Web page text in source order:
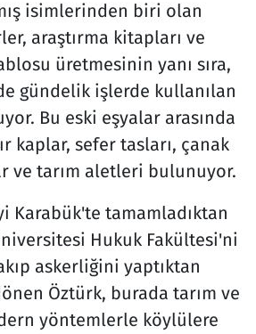
isimlerinden biri olan
araştırma kitapları ve
üretmesinin yanı sıra,
gündelik işlerde kullanılan
Bu eski eşyalar arasında
kaplar, sefer tasları, çanak
ve tarım aletleri bulunuyor.
Karabük'te tamamladıktan
Hukuk Fakültesi'ni
askerliğini yaptıktan
Öztürk, burada tarım ve
yöntemlerle köylülere